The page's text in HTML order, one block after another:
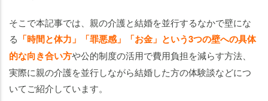
そこで本記事では、親の介護と結婚を並行するなかで壁にな
る 「時間と体力」「罪悪感」「お金」という3つの壁への具体
的な向き合い方や公的制度の活用で費用負担を減らす方法、
実際に親の介護を並行しながら結婚した方の体験談などにつ
いてご紹介しています。
し
た
方
の
リ
ア